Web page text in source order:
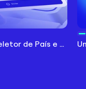
UncodeNumber - Entrada com Seletor de País e Formatação Automática de Número